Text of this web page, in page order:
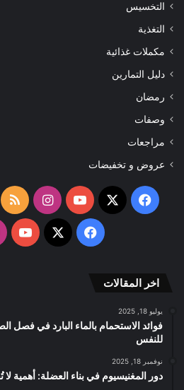
التخسيس
التغذية
مكملات غذائية
دليل التمارين
رمضان
وصفات
مراجعات
عروض و تخفيضات
فيسبوك
‫X
‫YouTubeانستقرام
فيسبوك
‫X
اخر المقالات
يوليو 18, 2025
فوائد الاستحمام بالماء البارد في فصل
للنفس
نوفمبر 18, 2025
دور المغنيسيوم في بناء العضلة: أهمية لا